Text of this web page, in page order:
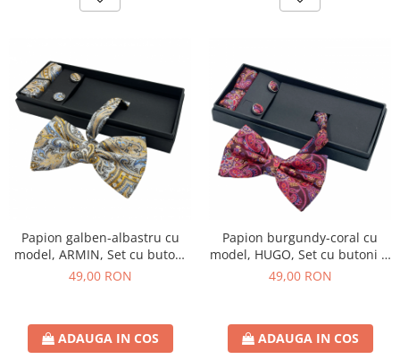
Papion galben-albastru cu
model, ARMIN, Set cu butoni
si batista
49,00 RON
ADAUGA IN COS
Papion burgundy-coral cu
model, HUGO, Set cu butoni si
batista
49,00 RON
ADAUGA IN COS